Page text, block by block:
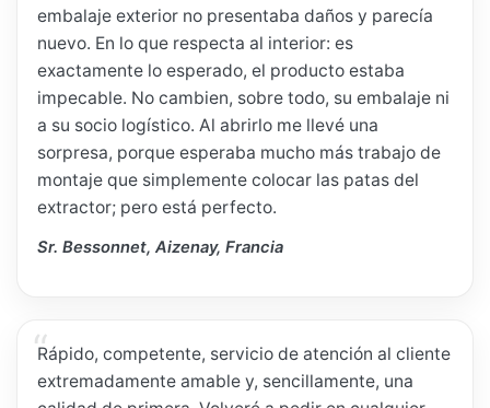
embalaje exterior no presentaba daños y parecía
nuevo. En lo que respecta al interior: es
exactamente lo esperado, el producto estaba
impecable. No cambien, sobre todo, su embalaje ni
a su socio logístico. Al abrirlo me llevé una
sorpresa, porque esperaba mucho más trabajo de
montaje que simplemente colocar las patas del
extractor; pero está perfecto.
Sr. Bessonnet, Aizenay, Francia
Rápido, competente, servicio de atención al cliente
extremadamente amable y, sencillamente, una